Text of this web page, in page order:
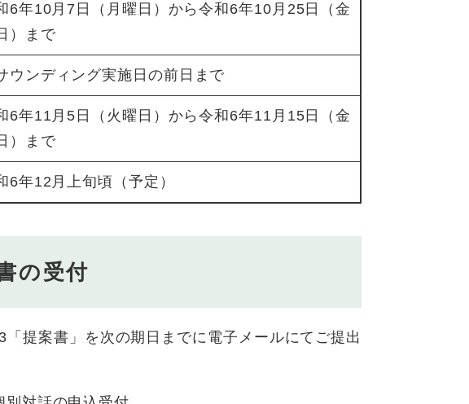
6年10月7日（月曜日）から令和6年10月25日（金
）まで
ウンディング実施日の前日まで
6年11月5日（火曜日）から令和6年11月15日（金
）まで
6年12月上旬頃（予定）
の受付
提案書」を次の期日までに電子メールにてご提出